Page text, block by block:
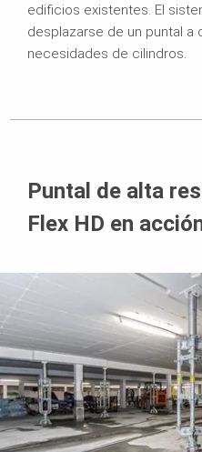
edificios existentes. El
desplazarse de un puntal a
necesidades de cilindros.
Puntal de alta
Flex HD en